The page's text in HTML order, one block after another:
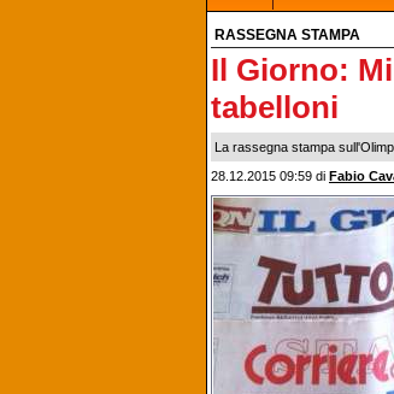
RASSEGNA STAMPA
Il Giorno:
tabelloni
La rassegna stampa
28.12.2015 09:59 di Fabio